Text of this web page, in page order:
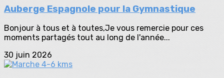
Auberge Espagnole pour la Gymnastique
Bonjour à tous et à toutes,Je vous remercie pour ces
moments partagés tout au long de l'année...
30 juin 2026